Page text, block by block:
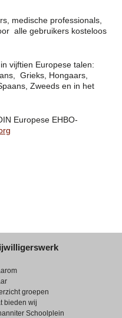
medische professionals,
alle gebruikers kosteloos
vijftien Europese talen:
Grieks, Hongaars,
Zweeds en in het
Europese EHBO-
groepen
bieden wij
Schoolplein